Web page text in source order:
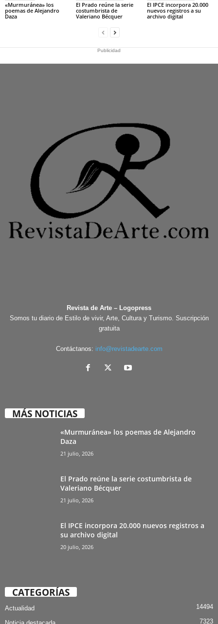
«Murmuránea» los
poemas de Alejandro
Daza
El Prado reúne la serie
costumbrista de
Valeriano Bécquer
El IPCE incorpora 20.000
nuevos registros a su
archivo digital
Publicidad
Revista de Arte – Logopress
Somos tu diario de Estilo de vivir, Arte, Cultura y Turismo. Suscripción
gratuita
Contáctanos: info@revistadearte.com
MÁS NOTICIAS
«Murmuránea» los poemas de Alejandro
Daza
21 julio, 2026
El Prado reúne la serie costumbrista de
Valeriano Bécquer
21 julio, 2026
El IPCE incorpora 20.000 nuevos registros a
su archivo digital
20 julio, 2026
CATEGORÍAS
Actualidad 14494
7323